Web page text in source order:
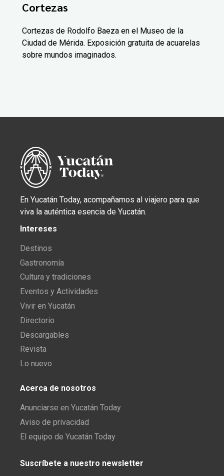
Cortezas
Cortezas de Rodolfo Baeza en el Museo de la
Ciudad de Mérida. Exposición gratuita de acuarelas
sobre mundos imaginados.
En Yucatán Today, acompañamos al viajero para que
viva la auténtica esencia de Yucatán.
Intereses
Destinos
Gastronomía
Cultura y tradiciones
Eventos y Actividades
Vivir en Yucatán
Directorio
Descargables
Revista
Lo nuevo
Acerca de nosotros
Anunciarse en Yucatán Today
Aviso de privacidad
El equipo de Yucatán Today
Suscríbete a nuestro newsletter